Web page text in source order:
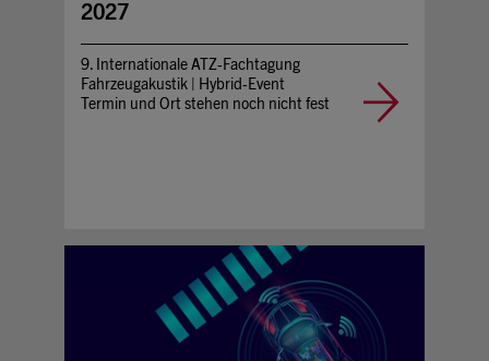
2027
9. Internationale ATZ-Fachtagung
Fahrzeugakustik | Hybrid-Event
Termin und Ort stehen noch nicht fest